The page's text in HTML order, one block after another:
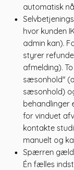
automatisk
hvor kunden
admin kan).
styrer
afmelding).
sæsonhold"
sæsonhold)
behandlinger
for vinduet
kontakte
manuelt og
Spærren
Én fælles